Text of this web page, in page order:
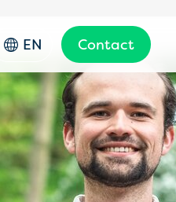
EN Contact